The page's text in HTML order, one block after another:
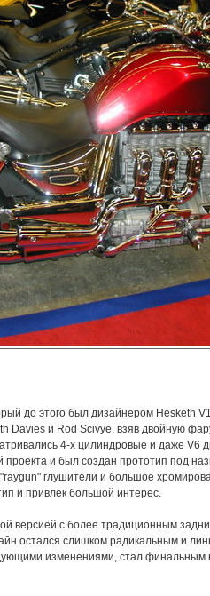
до этого был дизайнером Hesketh
Davies и Rod Scivye, взяв двойную
4-х цилиндровые и даже V6
проекта и был создан прототип под
глушители и большое
и привлек большой интерес.
версией с более традиционным
остался слишком радикальным и
изменениями, стал финальным